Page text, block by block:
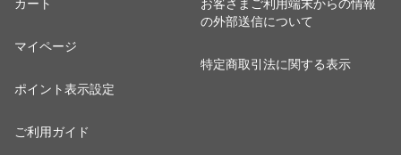
カート
マイページ
ポイント表示設定
ご利用ガイド
お客さまご利用端末からの情報
の外部送信について
特定商取引法に関する表示